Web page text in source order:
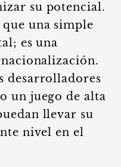
su potencial.
que una simple
es una
desarrolladores
un juego de alta
llevar su
nivel en el